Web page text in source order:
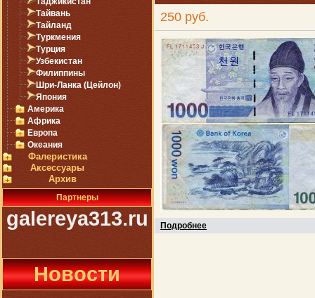
Тайвань
Тайланд
Туркмения
Турция
Узбекистан
Филиппины
Шри-Ланка (Цейлон)
Япония
Америка
Африка
Европа
Океания
Фалеристика
Аксессуары
Архив
Партнеры
galereya313.ru
Новости
250 руб.
Подробнее